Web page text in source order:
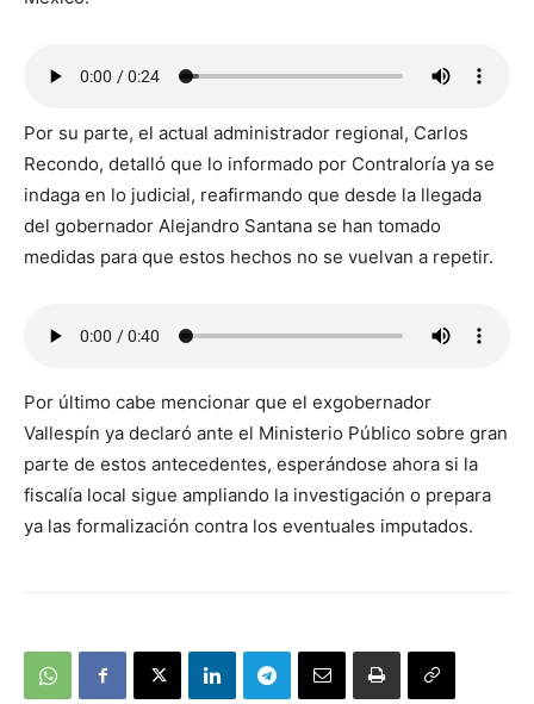
Por su parte, el actual administrador regional, Carlos
Recondo, detalló que lo informado por Contraloría ya se
indaga en lo judicial, reafirmando que desde la llegada
del gobernador Alejandro Santana se han tomado
medidas para que estos hechos no se vuelvan a repetir.
Por último cabe mencionar que el exgobernador
Vallespín ya declaró ante el Ministerio Público sobre gran
parte de estos antecedentes, esperándose ahora si la
fiscalía local sigue ampliando la investigación o prepara
ya las formalización contra los eventuales imputados.